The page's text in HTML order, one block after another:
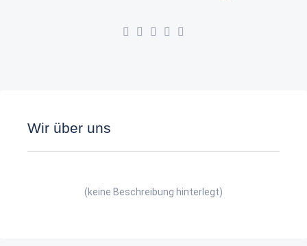
Wir über uns
(keine Beschreibung hinterlegt)